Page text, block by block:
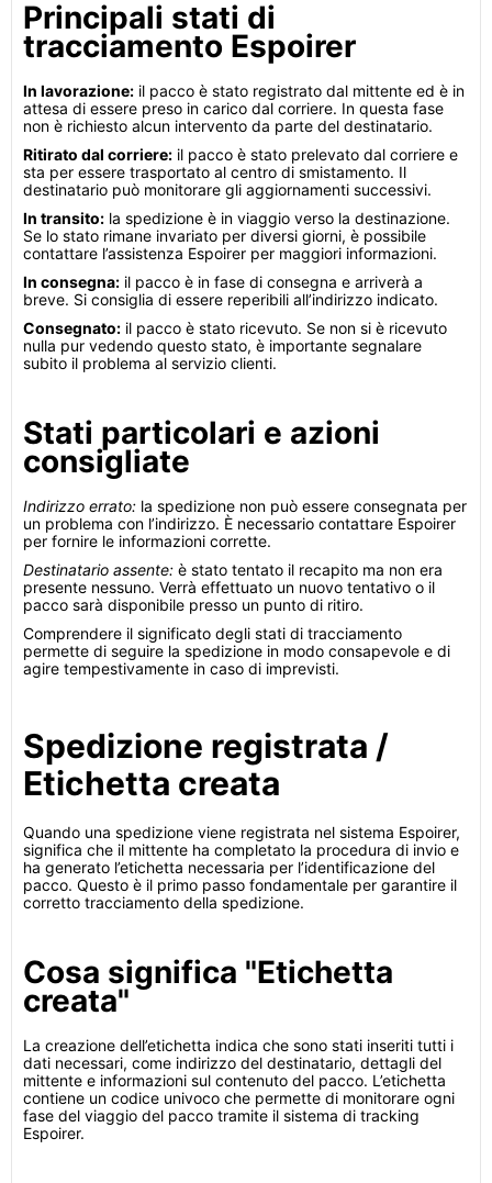
Principali stati di
tracciamento Espoirer
In lavorazione: il pacco è stato registrato dal mittente ed è in
attesa di essere preso in carico dal corriere. In questa fase
non è richiesto alcun intervento da parte del destinatario.
Ritirato dal corriere: il pacco è stato prelevato dal corriere e
sta per essere trasportato al centro di smistamento. Il
destinatario può monitorare gli aggiornamenti successivi.
In transito: la spedizione è in viaggio verso la destinazione.
Se lo stato rimane invariato per diversi giorni, è possibile
contattare l’assistenza Espoirer per maggiori informazioni.
In consegna: il pacco è in fase di consegna e arriverà a
breve. Si consiglia di essere reperibili all’indirizzo indicato.
Consegnato: il pacco è stato ricevuto. Se non si è ricevuto
nulla pur vedendo questo stato, è importante segnalare
subito il problema al servizio clienti.
Stati particolari e azioni
consigliate
Indirizzo errato: la spedizione non può essere consegnata per
un problema con l’indirizzo. È necessario contattare Espoirer
per fornire le informazioni corrette.
Destinatario assente: è stato tentato il recapito ma non era
presente nessuno. Verrà effettuato un nuovo tentativo o il
pacco sarà disponibile presso un punto di ritiro.
Comprendere il significato degli stati di tracciamento
permette di seguire la spedizione in modo consapevole e di
agire tempestivamente in caso di imprevisti.
Spedizione registrata /
Etichetta creata
Quando una spedizione viene registrata nel sistema Espoirer,
significa che il mittente ha completato la procedura di invio e
ha generato l’etichetta necessaria per l’identificazione del
pacco. Questo è il primo passo fondamentale per garantire il
corretto tracciamento della spedizione.
Cosa significa "Etichetta
creata"
La creazione dell’etichetta indica che sono stati inseriti tutti i
dati necessari, come indirizzo del destinatario, dettagli del
mittente e informazioni sul contenuto del pacco. L’etichetta
contiene un codice univoco che permette di monitorare ogni
fase del viaggio del pacco tramite il sistema di tracking
Espoirer.